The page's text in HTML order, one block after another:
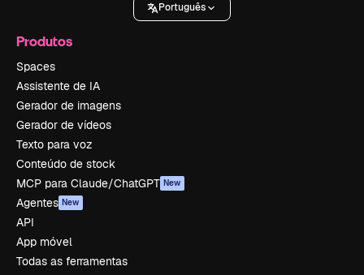
Português
Produtos
Spaces
Assistente de IA
Gerador de imagens
Gerador de vídeos
Texto para voz
Conteúdo de stock
MCP para Claude/ChatGPT New
Agentes New
API
App móvel
Todas as ferramentas